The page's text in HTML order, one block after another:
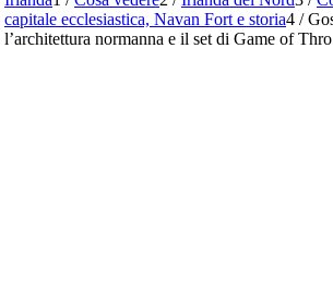
capitale ecclesiastica, Navan Fort e storia4 /
l’architettura normanna e il set di Game of